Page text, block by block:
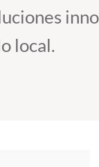
local.